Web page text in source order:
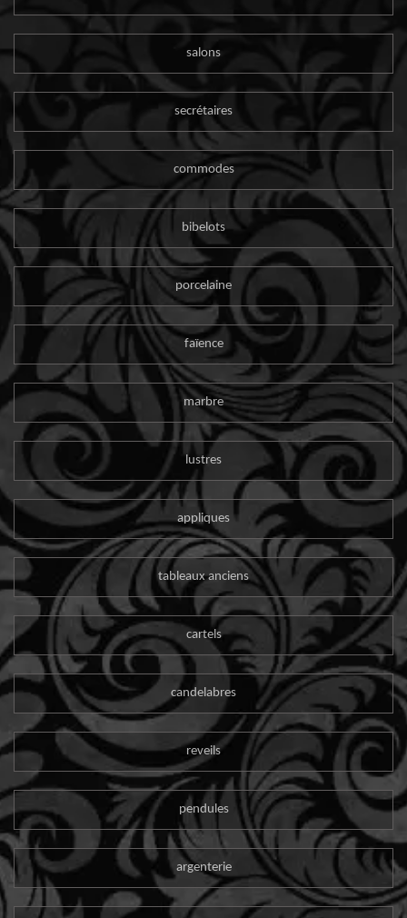
salons
secrétaires
commodes
bibelots
porcelaine
faïence
marbre
lustres
appliques
tableaux anciens
cartels
candelabres
reveils
pendules
argenterie